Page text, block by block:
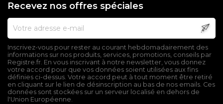
Recevez nos offres spéciales
Inscrivez-vous pour rester au courant hebdomadairement des
informations sur nos produits, services, promotions, conseils par
Registre.fr. En vous inscrivant à notre newsletter, vous donnez
votre accord pour que vos données soient utilisées aux fins
définies ci-dessus. Votre accord peut à tout moment être retiré
en cliquant sur le lien de désinscription au bas de nos emails. Ces
données sont stockées sur un serveur localisé en dehors de
l'Union Européenne.